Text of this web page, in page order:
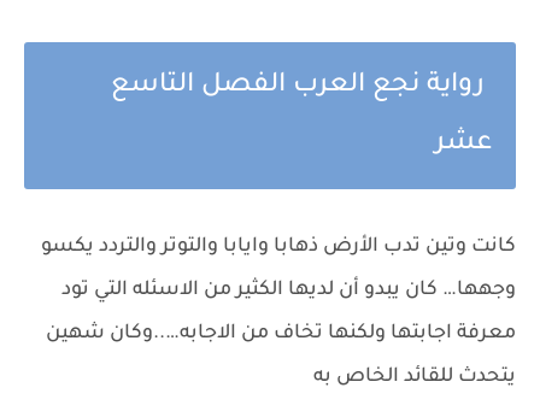
رواية نجع العرب الفصل التاسع
عشر
كانت وتين تدب الأرض ذهابا وايابا والتوتر والتردد يكسو
وجهها… كان يبدو أن لديها الكثير من الاسئله التي تود
معرفة اجابتها ولكنها تخاف من الاجابه…..وكان شهين
يتحدث للقائد الخاص به